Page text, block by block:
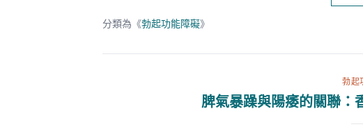
分類為《勃起功能障礙》
勃起
脾氣暴躁與陽痿的關聯：